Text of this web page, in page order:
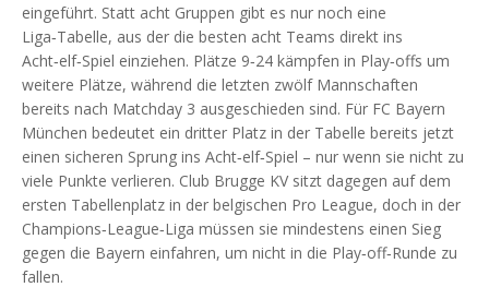
eingeführt. Statt acht Gruppen gibt es nur noch eine
Liga‑Tabelle, aus der die besten acht Teams direkt ins
Acht‑elf‑Spiel einziehen. Plätze 9‑24 kämpfen in Play‑offs um
weitere Plätze, während die letzten zwölf Mannschaften
bereits nach Matchday 3 ausgeschieden sind. Für FC Bayern
München bedeutet ein dritter Platz in der Tabelle bereits jetzt
einen sicheren Sprung ins Acht‑elf‑Spiel – nur wenn sie nicht zu
viele Punkte verlieren. Club Brugge KVsitzt dagegen auf dem
ersten Tabellenplatz in der belgischen Pro League, doch in der
Champions‑League‑Liga müssen sie mindestens einen Sieg
gegen die Bayern einfahren, um nicht in die Play‑off‑Runde zu
fallen.